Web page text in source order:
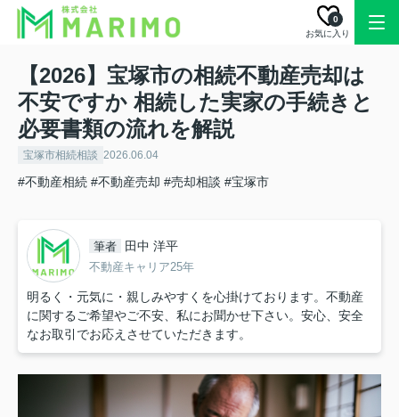
お気に入り
0
【2026】宝塚市の相続不動産売却は
不安ですか 相続した実家の手続きと
必要書類の流れを解説
宝塚市相続相談 2026.06.04
#不動産相続 #不動産売却 #売却相談 #宝塚市
筆者 田中 洋平
不動産キャリア25年
明るく・元気に・親しみやすくを心掛けております。不動産
に関するご希望やご不安、私にお聞かせ下さい。安心、安全
なお取引でお応えさせていただきます。